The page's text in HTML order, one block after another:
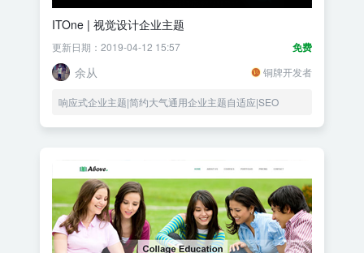
ITOne | 视觉设计企业主题
免费
更新日期：2019-04-12 15:57
余从 铜牌开发者
响应式企业主题|简约大气通用企业主题自适应|SEO